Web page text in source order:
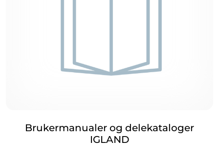
Brukermanualer og delekataloger
IGLAND